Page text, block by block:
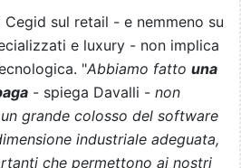
sul retail - e nemmeno su
e luxury - non implica
"Abbiamo fatto una
- spiega Davalli - non
grande colosso del software
industriale adeguata,
che permettono ai nostri